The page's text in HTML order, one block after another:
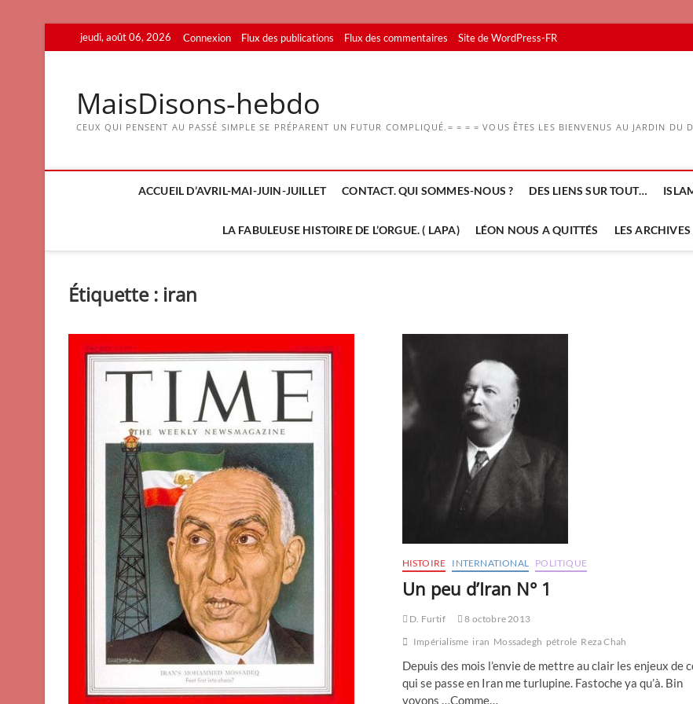
to
jeudi, août 06, 2026 Connexion Flux des publications Flux des commentaires Site de WordPress-FR
MaisDisons-hebdo
CEUX QUI PENSENT AU PASSÉ SIMPLE SE PRÉPARENT UN FUTUR COMPLIQUÉ.= = = = VOUS ÊTES LES BIENVENUS AU JARDIN DU
ACCUEIL D’AVRIL-MAI-JUIN-JUILLET CONTACT. QUI SOMMES-NOUS ? DES LIENS SUR TOUT…
LA FABULEUSE HISTOIRE DE L’ORGUE. ( LAPA) LÉON NOUS A QUITTÉS LES
Étiquette : iran
HISTOIRE INTERNATIONAL POLITIQUE
Un peu d’Iran N° 1
D. Furtif
8 octobre 2013
Impérialisme iran Mossadegh pétrole Reza Chah
Depuis des mois l’envie de mettre au clair les enjeux de
qui se passe en Iran me turlupine. Fastoche ya qu’à. Bin
voyons …Comme…